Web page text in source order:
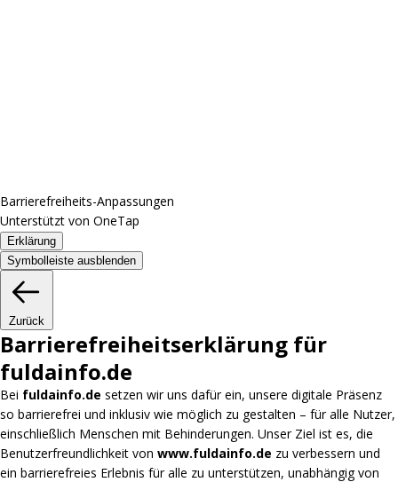
Barrierefreiheits-Anpassungen
Unterstützt von OneTap
Erklärung
Symbolleiste ausblenden
Zurück
Barrierefreiheitserklärung für
fuldainfo.de
Bei fuldainfo.de setzen wir uns dafür ein, unsere digitale Präsenz
so barrierefrei und inklusiv wie möglich zu gestalten – für alle Nutzer,
einschließlich Menschen mit Behinderungen. Unser Ziel ist es, die
Benutzerfreundlichkeit von www.fuldainfo.de zu verbessern und
ein barrierefreies Erlebnis für alle zu unterstützen, unabhängig von